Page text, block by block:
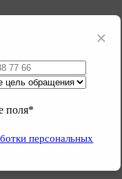
×
поля*
персональных